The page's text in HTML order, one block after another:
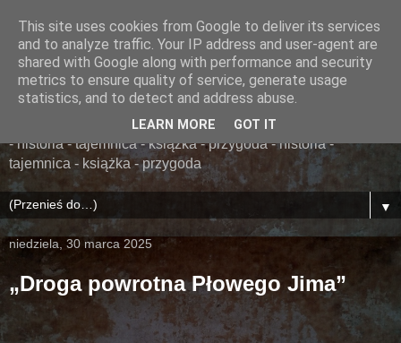
......... ZAPOMNIANA
BIBLIOTEKA ........
książka - przygoda - historia - tajemnica - książka - przygoda
- historia - tajemnica - książka - przygoda - historia -
tajemnica - książka - przygoda
▼
niedziela, 30 marca 2025
„Droga powrotna Płowego Jima”
This site uses cookies from Google to deliver its services
and to analyze traffic. Your IP address and user-agent are
shared with Google along with performance and security
metrics to ensure quality of service, generate usage
statistics, and to detect and address abuse.
LEARN MORE GOT IT